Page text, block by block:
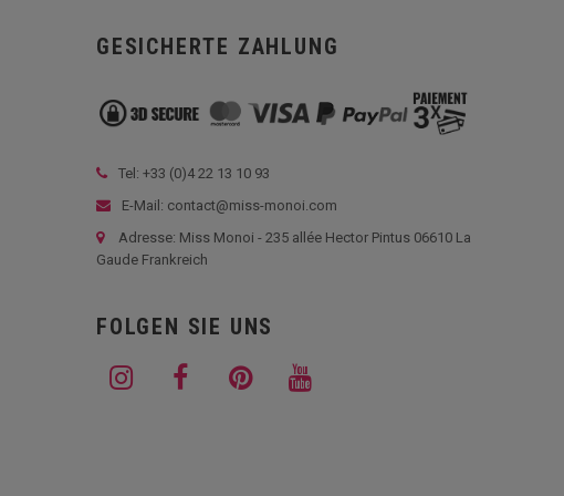
GESICHERTE ZAHLUNG
Tel: +33 (0)4 22 13 10 93
E-Mail: contact@miss-monoi.com
Adresse: Miss Monoi - 235 allée Hector Pintus 06610 La
Gaude Frankreich
FOLGEN SIE UNS